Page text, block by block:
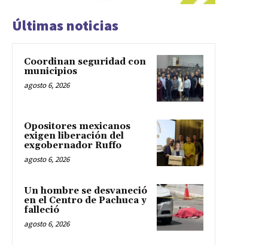
Últimas noticias
Coordinan seguridad con
municipios
agosto 6, 2026
Opositores mexicanos
exigen liberación del
exgobernador Ruffo
agosto 6, 2026
Un hombre se desvaneció
en el Centro de Pachuca y
falleció
agosto 6, 2026